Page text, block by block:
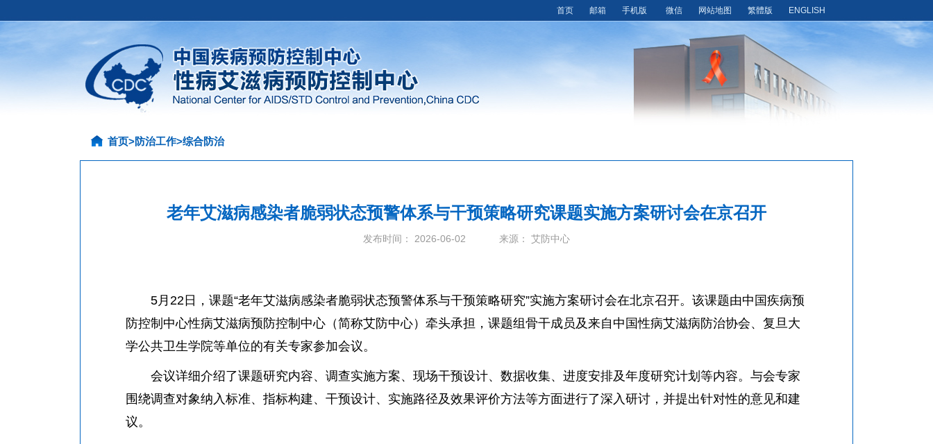
首页 邮箱 手机版 微信 网站地图 繁體版 ENGLISH
首页>防治工作>综合防治
老年艾滋病感染者脆弱状态预警体系与干预策略研究课题实施方案研讨会在京召开
发布时间： 2026-06-02 来源： 艾防中心
5月22日，课题“老年艾滋病感染者脆弱状态预警体系与干预策略研究”实施方案研讨会在北京召开。该课题由中国疾病预
防控制中心性病艾滋病预防控制中心（简称艾防中心）牵头承担，课题组骨干成员及来自中国性病艾滋病防治协会、复旦大
学公共卫生学院等单位的有关专家参加会议。
会议详细介绍了课题研究内容、调查实施方案、现场干预设计、数据收集、进度安排及年度研究计划等内容。与会专家
围绕调查对象纳入标准、指标构建、干预设计、实施路径及效果评价方法等方面进行了深入研讨，并提出针对性的意见和建
议。